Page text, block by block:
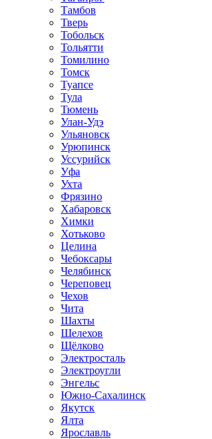
Тамбов
Тверь
Тобольск
Тольятти
Томилино
Томск
Туапсе
Тула
Тюмень
Улан-Удэ
Ульяновск
Урюпинск
Уссурийск
Уфа
Ухта
Фрязино
Хабаровск
Химки
Хотьково
Целина
Чебоксары
Челябинск
Череповец
Чехов
Чита
Шахты
Шелехов
Щёлково
Электросталь
Электроугли
Энгельс
Южно-Сахалинск
Якутск
Ялта
Ярославль